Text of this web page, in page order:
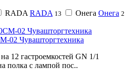
RADA RADA 13 Онега Онега 2
02 Чувашторгтехника
12 гастроемкостей GN 1/1
с лампой пос..